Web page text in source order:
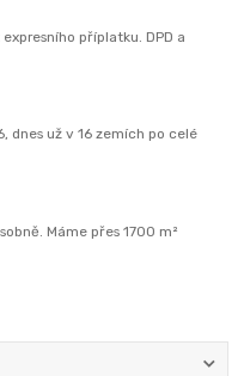
příplatku. DPD a
dnes už v 16 zemích po celé
Máme přes 1700 m²